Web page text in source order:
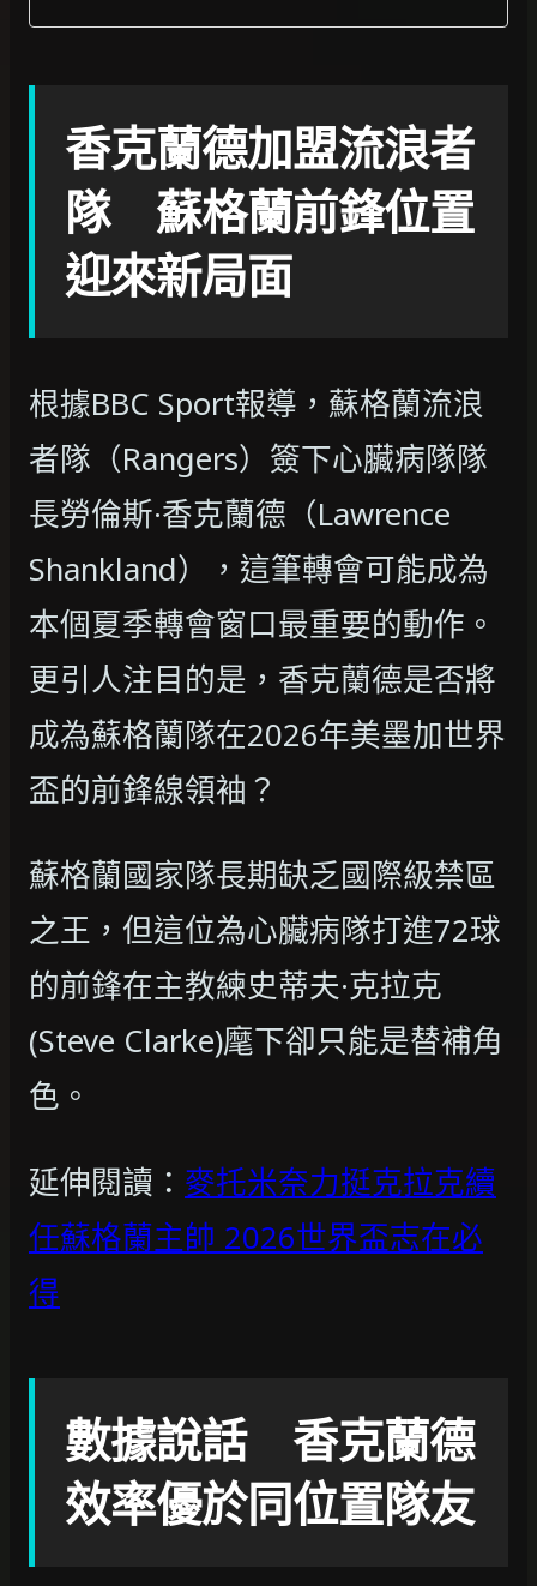
香克蘭德加盟流浪者
隊 蘇格蘭前鋒位置
迎來新局面
根據BBC Sport報導，蘇格蘭流浪
者隊（Rangers）簽下心臟病隊隊
長勞倫斯·香克蘭德（Lawrence
Shankland），這筆轉會可能成為
本個夏季轉會窗口最重要的動作。
更引人注目的是，香克蘭德是否將
成為蘇格蘭隊在2026年美墨加世界
盃的前鋒線領袖？
蘇格蘭國家隊長期缺乏國際級禁區
之王，但這位為心臟病隊打進72球
的前鋒在主教練史蒂夫·克拉克
(Steve Clarke)麾下卻只能是替補角
色。
延伸閱讀： 麥托米奈力挺克拉克續
任蘇格蘭主帥 2026世界盃志在必
得
數據說話 香克蘭德
效率優於同位置隊友